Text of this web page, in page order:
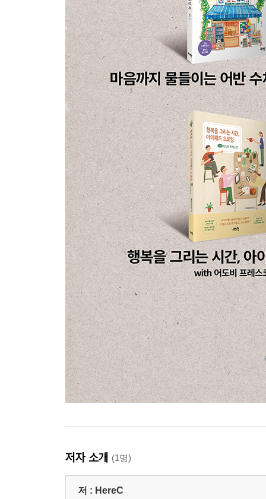
저자 소개 (1명)
저 : HereC